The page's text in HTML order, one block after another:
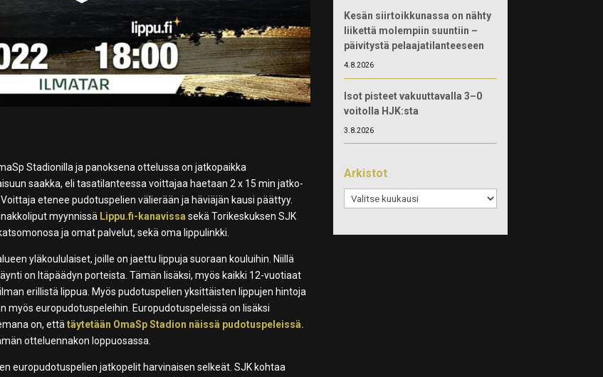
Stadionilla ja panoksena ottelussa on jatkopaikka
saakka, eli tasatilanteessa voittajaa haetaan 2 x 15 min jatko-
etenee pudotuspelien välierään ja häviäjän kausi päättyy.
myynnissä Lippu.fi-kanavissa sekä Torikeskuksen SJK
ja omat palvelut, sekä oma lippulinkki.
yläkoululaiset, joille on jaettu lippuja suoraan kouluihin. Niillä
on Itäpäädyn porteista. Tämän lisäksi, myös kaikki 12-vuotiaat
erillistä lippua. Myös pudotuspelien yksittäisten lippujen hintoja
myös europudotuspeleihin. Europudotuspeleissä on lisäksi
on, ettätäytetään OmaSp Stadion näissä pudotuspeleissä.
otteluennakon loppuosassa.
europudotuspelien jatkopelit harvinaisen selkeät. SJK kohtaa
Kesän siirtoikkunassa on nähty
liikettä molempiin suuntiin –
päivitystä pelaajatilanteeseen
4.8.2026
Isot pisteet vakuuttavalla 3–0
voitolla HJK:sta
3.8.2026
Arkistot
Arkistot